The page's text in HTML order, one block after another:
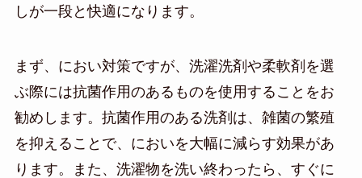
しが一段と快適になります。
まず、におい対策ですが、洗濯洗剤や柔軟剤を選
ぶ際には抗菌作用のあるものを使用することをお
勧めします。抗菌作用のある洗剤は、雑菌の繁殖
を抑えることで、においを大幅に減らす効果があ
ります。また、洗濯物を洗い終わったら、すぐに